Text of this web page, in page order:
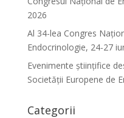
2026
Al 34-lea Congres
Endocrinologie, 24-27
Evenimente ştiinţifice
Societăţii Europene de
Categorii